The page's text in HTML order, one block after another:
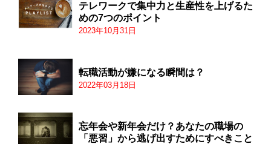
テレワークで集中力と生産性を上げるた
めの7つのポイント
2023年10月31日
転職活動が嫌になる瞬間は？
2022年03月18日
忘年会や新年会だけ？あなたの職場の
「悪習」から逃げ出すためにすべきこと